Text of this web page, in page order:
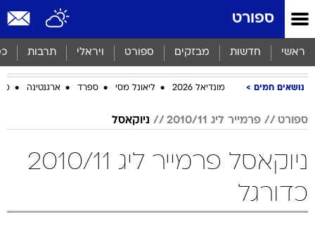
ספורט
ראשי חדשות מבזקים ספורט ויראלי תרבות
נושאים חמים מונדיאל 2026 ליאונל מסי ספרד ארגנטינה
ספורט פרמייר ליג 2010/11 ניוקאסל
ניוקאסל פרמייר ליג 2010/11
כדורגל